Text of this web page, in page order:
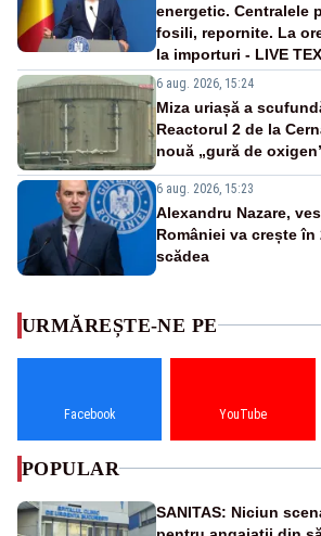
energetic. Centralele
fosili, repornite. La
la importuri - LIVE
6 aug. 2026, 15:24
Miza uriașă a
Reactorul 2 de la
nouă „gură de
6 aug. 2026, 15:23
Alexandru Nazare,
României va crește
scădea
URMĂREȘTE-NE PE
Facebook YouTube
POPULAR
SANITAS: Niciun